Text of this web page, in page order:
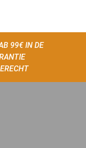
99€ IN DE